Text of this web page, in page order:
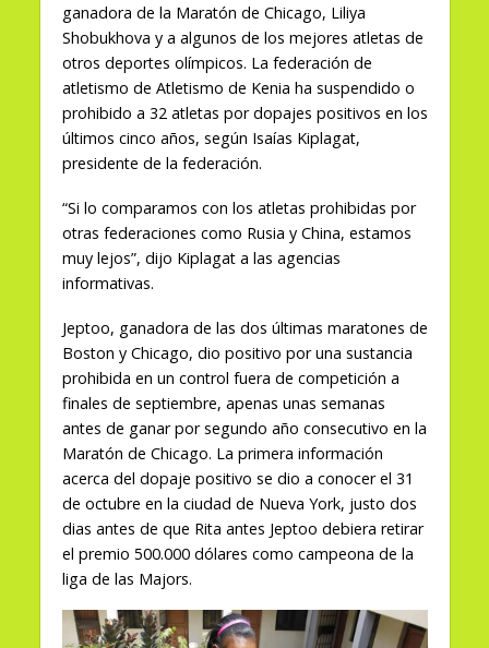
ganadora de la Maratón de Chicago, Liliya
Shobukhova y a algunos de los mejores atletas de
otros deportes olímpicos. La federación de
atletismo de Atletismo de Kenia ha suspendido o
prohibido a 32 atletas por dopajes positivos en los
últimos cinco años, según Isaías Kiplagat,
presidente de la federación.
“Si lo comparamos con los atletas prohibidas por
otras federaciones como Rusia y China, estamos
muy lejos”, dijo Kiplagat a las agencias
informativas.
Jeptoo, ganadora de las dos últimas maratones de
Boston y Chicago, dio positivo por una sustancia
prohibida en un control fuera de competición a
finales de septiembre, apenas unas semanas
antes de ganar por segundo año consecutivo en la
Maratón de Chicago. La primera información
acerca del dopaje positivo se dio a conocer el 31
de octubre en la ciudad de Nueva York, justo dos
dias antes de que Rita antes Jeptoo debiera retirar
el premio 500.000 dólares como campeona de la
liga de las Majors.